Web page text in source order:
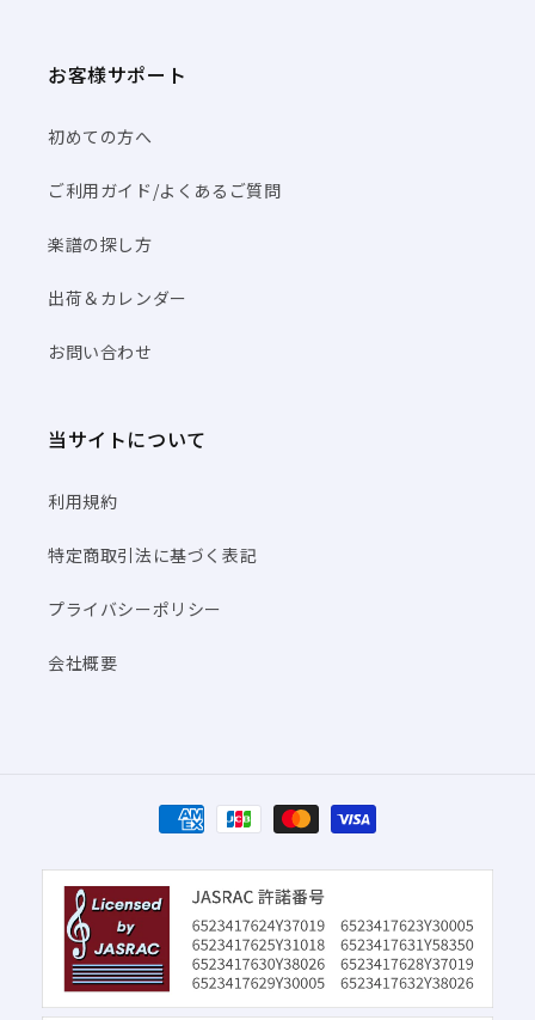
お客様サポート
初めての方へ
ご利用ガイド/よくあるご質問
楽譜の探し方
出荷＆カレンダー
お問い合わせ
当サイトについて
利用規約
特定商取引法に基づく表記
プライバシーポリシー
会社概要
決
済
方
法